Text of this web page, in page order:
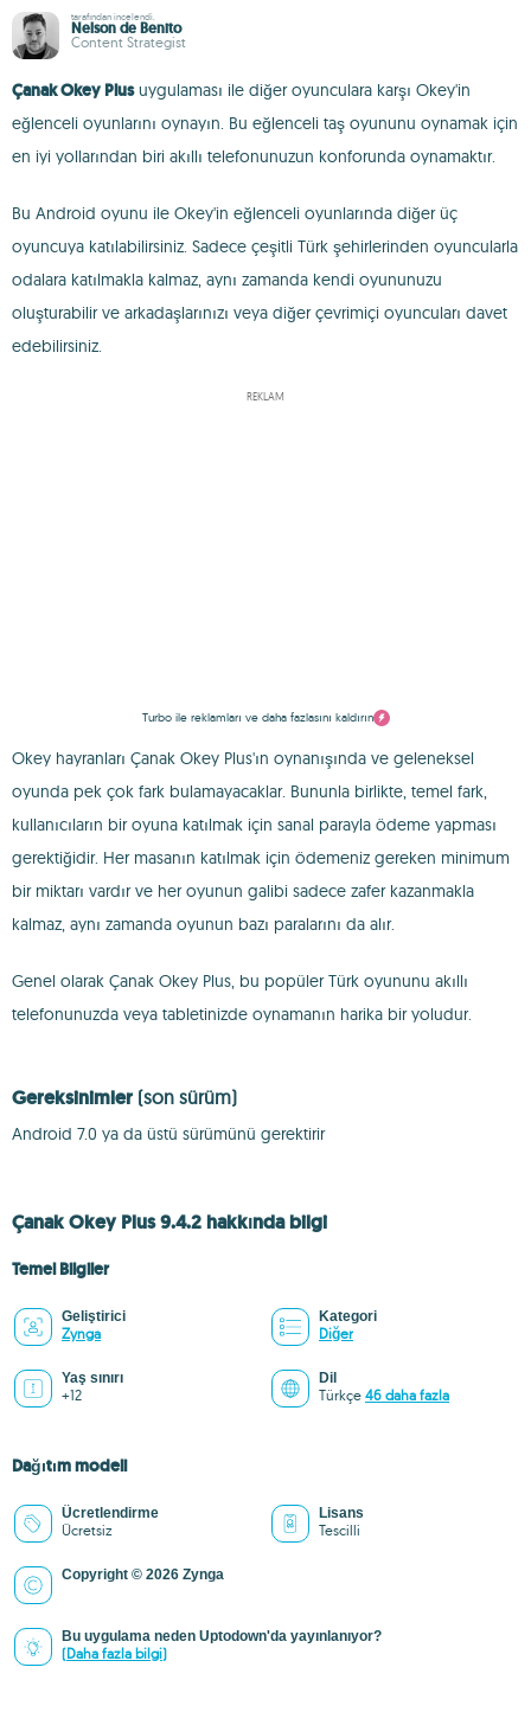
tarafından incelendi.
Nelson de Benito
Content Strategist
Çanak Okey Plusuygulaması ile diğer oyunculara karşı Okey'in
eğlenceli oyunlarını oynayın. Bu eğlenceli taş oyununu oynamak için
en iyi yollarından biri akıllı telefonunuzun konforunda oynamaktır.
Bu Android oyunu ile Okey'in eğlenceli oyunlarında diğer üç
oyuncuya katılabilirsiniz. Sadece çeşitli Türk şehirlerinden oyuncularla
odalara katılmakla kalmaz, aynı zamanda kendi oyununuzu
oluşturabilir ve arkadaşlarınızı veya diğer çevrimiçi oyuncuları davet
edebilirsiniz.
REKLAM
Turbo ile reklamları ve daha fazlasını kaldırın
Okey hayranları Çanak Okey Plus'ın oynanışında ve geleneksel
oyunda pek çok fark bulamayacaklar. Bununla birlikte, temel fark,
kullanıcıların bir oyuna katılmak için sanal parayla ödeme yapması
gerektiğidir. Her masanın katılmak için ödemeniz gereken minimum
bir miktarı vardır ve her oyunun galibi sadece zafer kazanmakla
kalmaz, aynı zamanda oyunun bazı paralarını da alır.
Genel olarak Çanak Okey Plus, bu popüler Türk oyununu akıllı
telefonunuzda veya tabletinizde oynamanın harika bir yoludur.
Gereksinimler (son sürüm)
Android 7.0 ya da üstü sürümünü gerektirir
Çanak Okey Plus 9.4.2 hakkında bilgi
Temel Bilgiler
Geliştirici
Zynga
Kategori
Diğer
Yaş sınırı
+12
Dil
Türkçe 46 daha fazla
Dağıtım modeli
Ücretlendirme
Ücretsiz
Lisans
Tescilli
Copyright © 2026 Zynga
Bu uygulama neden Uptodown'da yayınlanıyor?
(Daha fazla bilgi)